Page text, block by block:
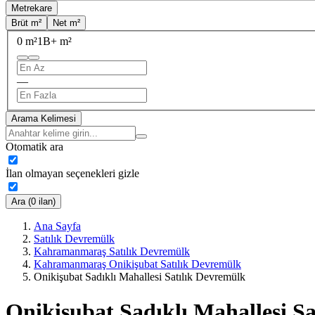
Metrekare
Brüt m²
Net m²
0 m²1B+ m²
—
Arama Kelimesi
Otomatik ara
İlan olmayan seçenekleri gizle
Ara (0 ilan)
Ana Sayfa
Satılık Devremülk
Kahramanmaraş Satılık Devremülk
Kahramanmaraş Onikişubat Satılık Devremülk
Onikişubat Sadıklı Mahallesi Satılık Devremülk